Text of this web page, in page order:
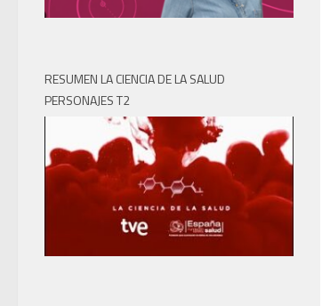
RESUMEN LA CIENCIA DE LA SALUD
PERSONAJES T2